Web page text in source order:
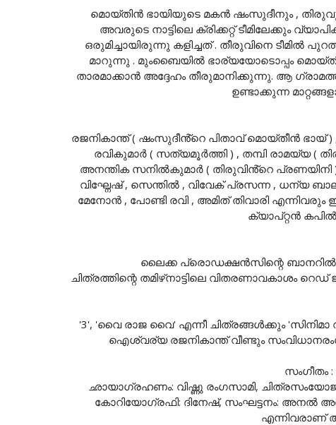
മൊയ്തിൻ ഭായിയുടെ മകൻ ഷംസുദീനും ,
അവരുടെ നാട്ടിലെ ക്രിക്കറ്റ് ടീമിലേക്കും
ഒരുമിച്ചായിരുന്നു കളിച്ചത് . തീരുവിനെ ടീമിൽ
മാറുന്നു . മുംബൈയിൽ ഭാര്യയോടൊപ്പം
താരമാക്കാൻ അദ്ദേഹം തീരുമാനിക്കുന്നു. ആ
ഉണ്ടാക്കുന്ന
രജനികാന്ത് ( ഷംസുദീൻ്റെ പിതാവ് മൊയ്തീൻ ഭായ്
രവികുമാർ ( സത്യമൂർത്തി ) , തമ്പി രാമയ്യ (
അനന്തിക സനിൽകുമാർ ( തിരുവിൻ്റെ
വിഘ്നേഷ് , സെന്തിൽ , വിവേക് പ്രസന്ന , ധന്യ
മേനോൻ , പോണ്ടി രവി , അമിത് തിവാരി
ക്യാപ്റ്റൻ
ലൈക്ക പ്രൊഡക്ഷൻസിന്റെ ബാനറിൽ
ചിത്രത്തിന്റെ തമിഴ്‌നാട്ടിലെ വിതരണാവകാശം
'3', 'വൈ രാജ വൈ' എന്നീ ചിത്രങ്ങൾക്കും
ഐശ്വര്യ രജനികാന്ത് വീണ്ടും
സംഗീതം
ഛായാഗ്രഹണം: വിഷ്ണു രംഗസാമി,
കോറിയോഗ്രഫി: ദിനേഷ്, സംഘട്ടനം: അനൽ
എന്നിവരാണ്